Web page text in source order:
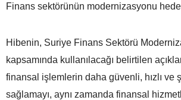
Finans sektörünün modernizasyonu
Hibenin, Suriye Finans Sektörü
kapsamında kullanılacağı belirtilen
finansal işlemlerin daha güvenli, hızlı ve
sağlamayı, aynı zamanda finansal